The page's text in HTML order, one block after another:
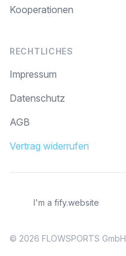
Kooperationen
RECHTLICHES
Impressum
Datenschutz
AGB
Vertrag widerrufen
I'm a fify.website
© 2026 FLOWSPORTS GmbH